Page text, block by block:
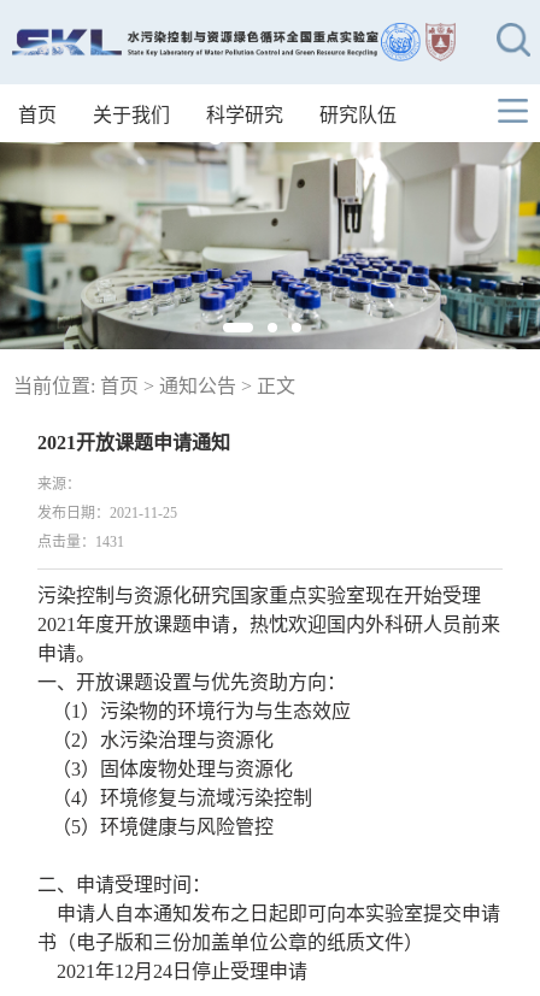
首页 关于我们 科学研究 研究队伍
当前位置: 首页 >通知公告 > 正文
2021开放课题申请通知
来源：
发布日期：2021-11-25
点击量： 1431
污染控制与资源化研究国家重点实验室现在开始受理
2021年度开放课题申请，热忱欢迎国内外科研人员前来
申请。
一、开放课题设置与优先资助方向：
（1）污染物的环境行为与生态效应
（2）水污染治理与资源化
（3）固体废物处理与资源化
（4）环境修复与流域污染控制
（5）环境健康与风险管控
二、申请受理时间：
申请人自本通知发布之日起即可向本实验室提交申请
书（电子版和三份加盖单位公章的纸质文件）
2021年12月24日停止受理申请